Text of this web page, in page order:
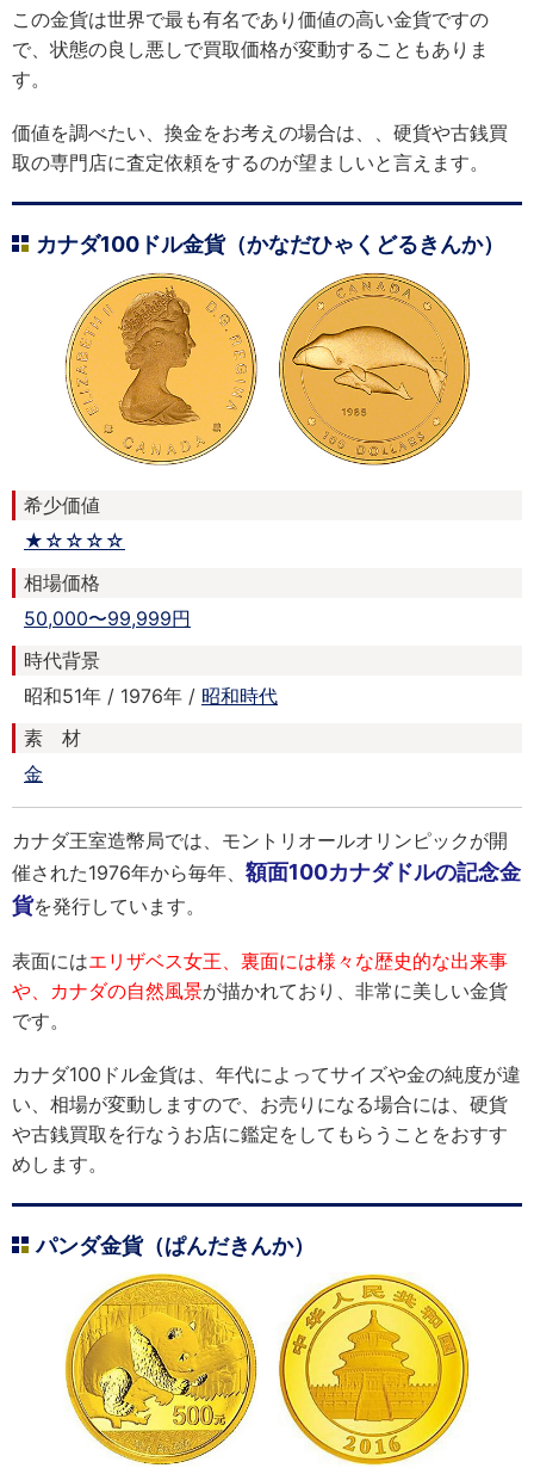
この金貨は世界で最も有名であり価値の高い金貨ですの
で、状態の良し悪しで買取価格が変動することもありま
す。
価値を調べたい、換金をお考えの場合は、、硬貨や古銭買
取の専門店に査定依頼をするのが望ましいと言えます。
カナダ100ドル金貨（かなだひゃくどるきんか）
希少価値
★☆☆☆☆
相場価格
50,000〜99,999円
時代背景
昭和51年 / 1976年 / 昭和時代
素 材
金
カナダ王室造幣局では、モントリオールオリンピックが開
催された1976年から毎年、 額面100カナダドルの記念金
貨を発行しています。
表面にはエリザベス女王、裏面には様々な歴史的な出来事
や、カナダの自然風景が描かれており、非常に美しい金貨
です。
カナダ100ドル金貨は、年代によってサイズや金の純度が違
い、相場が変動しますので、お売りになる場合には、硬貨
や古銭買取を行なうお店に鑑定をしてもらうことをおすす
めします。
パンダ金貨（ぱんだきんか）